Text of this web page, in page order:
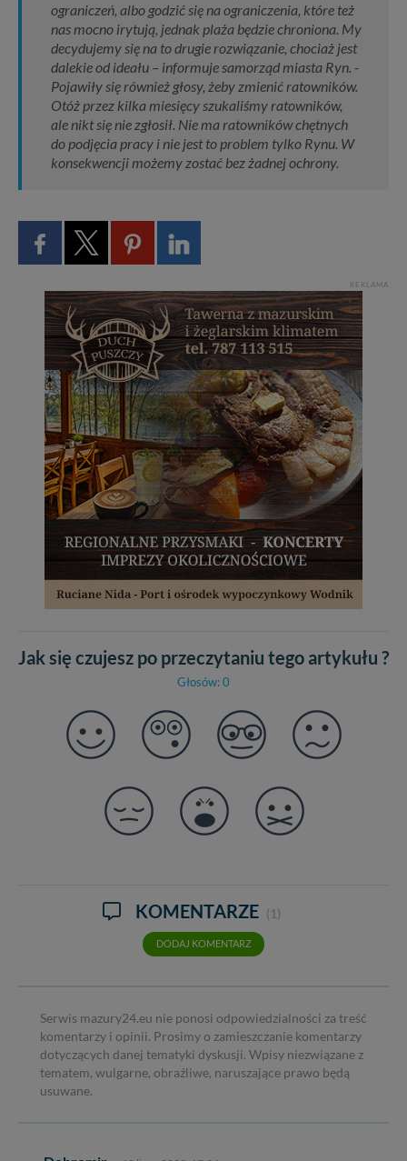
ograniczeń, albo godzić się na ograniczenia, które też
nas mocno irytują, jednak plaża będzie chroniona. My
decydujemy się na to drugie rozwiązanie, chociaż jest
dalekie od ideału – informuje samorząd miasta Ryn. -
Pojawiły się również głosy, żeby zmienić ratowników.
Otóż przez kilka miesięcy szukaliśmy ratowników,
ale nikt się nie zgłosił. Nie ma ratowników chętnych
do podjęcia pracy i nie jest to problem tylko Rynu. W
konsekwencji możemy zostać bez żadnej ochrony.
REKLAMA
Jak się czujesz po przeczytaniu tego artykułu ?
Głosów: 0
KOMENTARZE (1)
DODAJ KOMENTARZ
Serwis mazury24.eu nie ponosi odpowiedzialności za treść
komentarzy i opinii. Prosimy o zamieszczanie komentarzy
dotyczących danej tematyki dyskusji. Wpisy niezwiązane z
tematem, wulgarne, obraźliwe, naruszające prawo będą
usuwane.